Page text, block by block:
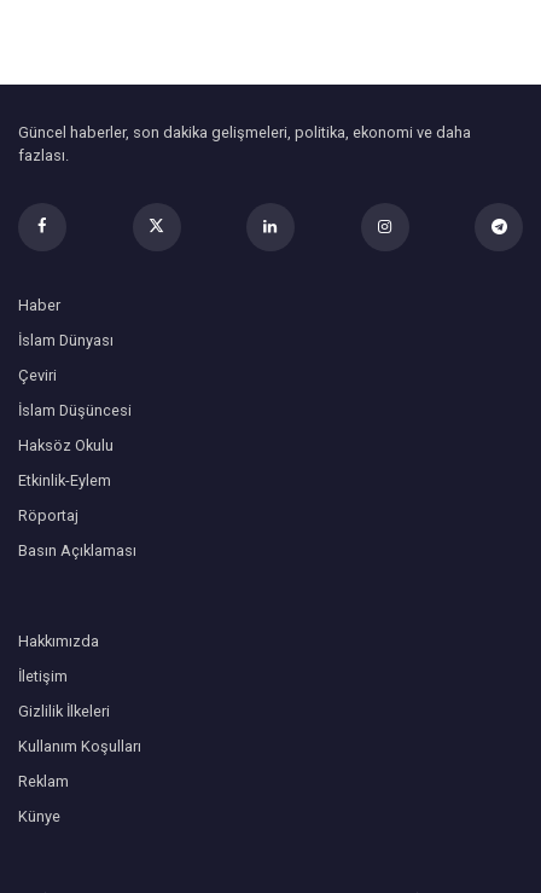
Güncel haberler, son dakika gelişmeleri, politika, ekonomi ve daha
fazlası.
Haber
İslam Dünyası
Çeviri
İslam Düşüncesi
Haksöz Okulu
Etkinlik-Eylem
Röportaj
Basın Açıklaması
Hakkımızda
İletişim
Gizlilik İlkeleri
Kullanım Koşulları
Reklam
Künye